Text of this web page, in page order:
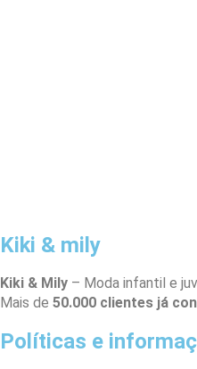
Kiki & mily
Kiki & Mily – Moda infantil e
Mais de 50.000 clientes já
Políticas e